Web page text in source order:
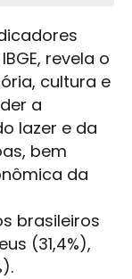
revela o
cultura e
a
lazer e da
bem
da
brasileiros
(31,4%),